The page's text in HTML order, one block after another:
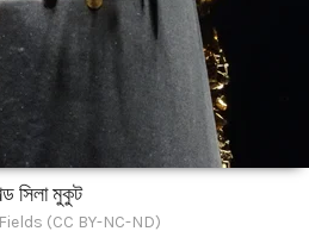
সিলা মুকুট
(CC BY-NC-ND)